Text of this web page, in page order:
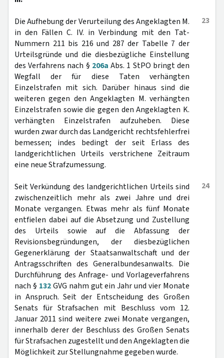
23
Die Aufhebung der Verurteilung des Angeklagten M.
in den Fällen C. IV. in Verbindung mit den Tat-
Nummern 211 bis 216 und 287 der Tabelle 7 der
Urteilsgründe und die diesbezügliche Einstellung
des Verfahrens nach § 206a Abs. 1 StPO bringt den
Wegfall der für diese Taten verhängten
Einzelstrafen mit sich. Darüber hinaus sind die
weiteren gegen den Angeklagten M. verhängten
Einzelstrafen sowie die gegen den Angeklagten K.
verhängten Einzelstrafen aufzuheben. Diese
wurden zwar durch das Landgericht rechtsfehlerfrei
bemessen; indes bedingt der seit Erlass des
landgerichtlichen Urteils verstrichene Zeitraum
eine neue Strafzumessung.
24
Seit Verkündung des landgerichtlichen Urteils sind
zwischenzeitlich mehr als zwei Jahre und drei
Monate vergangen. Etwas mehr als fünf Monate
entfielen dabei auf die Absetzung und Zustellung
des Urteils sowie auf die Abfassung der
Revisionsbegründungen, der diesbezüglichen
Gegenerklärung der Staatsanwaltschaft und der
Antragsschriften des Generalbundesanwalts. Die
Durchführung des Anfrage- und Vorlageverfahrens
nach § 132GVG nahm gut ein Jahr und vier Monate
in Anspruch. Seit der Entscheidung des Großen
Senats für Strafsachen mit Beschluss vom 12.
Januar 2011 sind weitere zwei Monate vergangen,
innerhalb derer der Beschluss des Großen Senats
für Strafsachen zugestellt und den Angeklagten die
Möglichkeit zur Stellungnahme gegeben wurde.